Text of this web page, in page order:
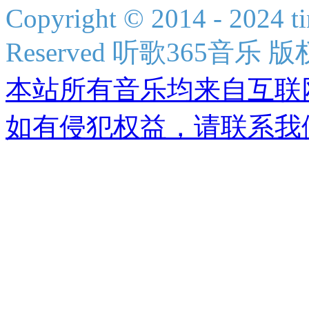
Copyright © 2014 - 2024
Reserved 听歌365音乐 版
本站所有音乐均来自互
如有侵犯权益，请联系